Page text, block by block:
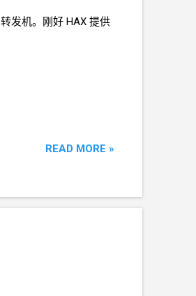
转发机。刚好 HAX 提供
READ MORE »